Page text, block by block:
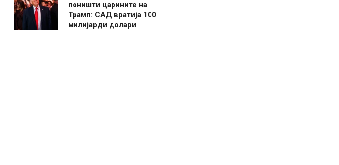
поништи царините на
Трамп: САД вратија 100
милијарди долари